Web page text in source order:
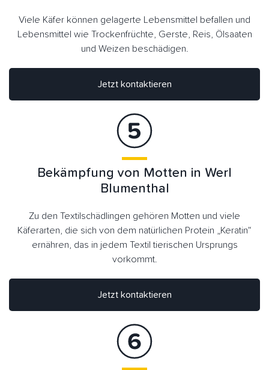
Jetzt kontaktieren
Viele Käfer können gelagerte Lebensmittel befallen und
Lebensmittel wie Trockenfrüchte, Gerste, Reis, Ölsaaten
und Weizen beschädigen.
Bekämpfung von Motten in Werl
Blumenthal
Zu den Textilschädlingen gehören Motten und viele
Käferarten, die sich von dem natürlichen Protein „Keratin“
ernähren, das in jedem Textil tierischen Ursprungs
vorkommt.
Jetzt kontaktieren